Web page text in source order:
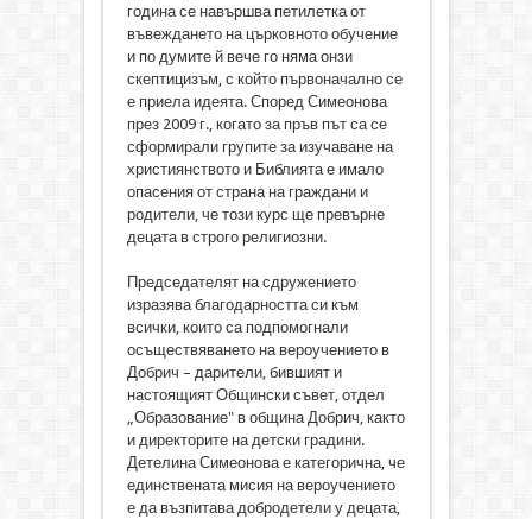
година се навършва петилетка от
въвеждането на църковното обучение
и по думите й вече го няма онзи
скептицизъм, с който първоначално се
е приела идеята. Според Симеонова
през 2009 г., когато за пръв път са се
сформирали групите за изучаване на
християнството и Библията е имало
опасения от страна на граждани и
родители, че този курс ще превърне
децата в строго религиозни.
Председателят на сдружението
изразява благодарността си към
всички, които са подпомогнали
осъществяването на вероучението в
Добрич – дарители, бившият и
настоящият Общински съвет, отдел
„Образование" в община Добрич, както
и директорите на детски градини.
Детелина Симеонова е категорична, че
единствената мисия на вероучението
е да възпитава добродетели у децата,